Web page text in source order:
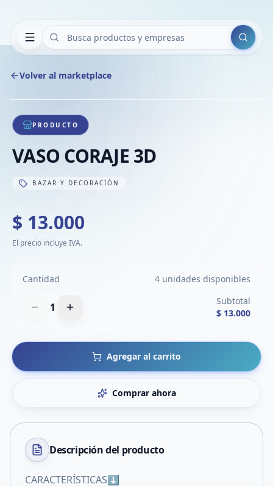
Buscar
Volver al marketplace
1/1
PRODUCTO
VASO CORAJE 3D
BAZAR Y DECORACIÓN
$ 13.000
El precio incluye IVA.
Cantidad 4 unidades disponibles
1
Subtotal
$ 13.000
Agregar al carrito
Comprar ahora
Descripción del producto
CARACTERÍSTICAS⬇️